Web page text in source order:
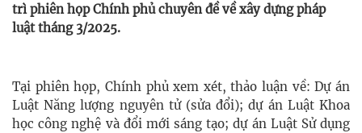
trì phiên họp Chính phủ chuyên đề về xây dựng pháp
luật tháng 3/2025.
Tại phiên họp, Chính phủ xem xét, thảo luận về: Dự án
Luật Năng lượng nguyên tử (sửa đổi); dự án Luật Khoa
học công nghệ và đổi mới sáng tạo; dự án Luật Sử dụng